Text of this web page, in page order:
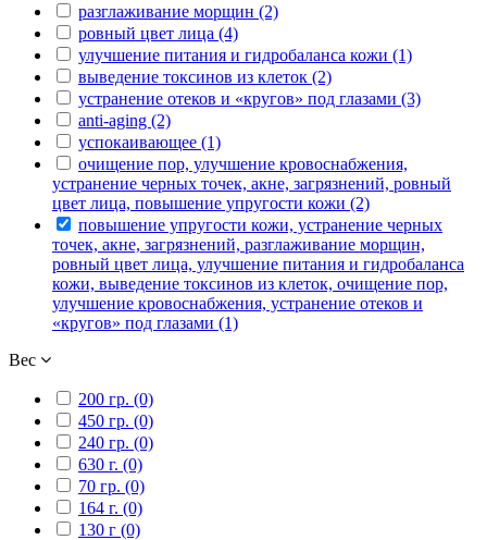
разглаживание морщин (2)
ровный цвет лица (4)
улучшение питания и гидробаланса кожи (1)
выведение токсинов из клеток (2)
устранение отеков и «кругов» под глазами (3)
anti-aging (2)
успокаивающее (1)
очищение пор, улучшение кровоснабжения,
устранение черных точек, акне, загрязнений, ровный
цвет лица, повышение упругости кожи (2)
повышение упругости кожи, устранение черных
точек, акне, загрязнений, разглаживание морщин,
ровный цвет лица, улучшение питания и гидробаланса
кожи, выведение токсинов из клеток, очищение пор,
улучшение кровоснабжения, устранение отеков и
«кругов» под глазами (1)
Вес
200 гр. (0)
450 гр. (0)
240 гр. (0)
630 г. (0)
70 гр. (0)
164 г. (0)
130 г (0)